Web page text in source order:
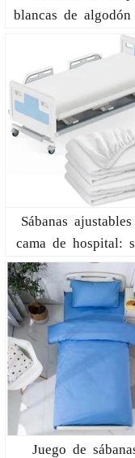
blancas de algodón
- totalmente
Sábanas
cama de hospital:
y elásticas
Juego de